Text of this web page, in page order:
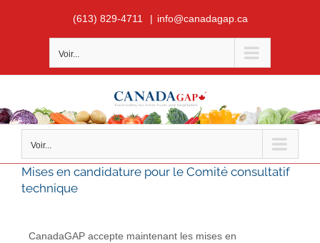
(613) 829-4711 | info@canadagap.ca
Voir...
Voir...
Mises en candidature pour le Comité consultatif
technique
CanadaGAP accepte maintenant les mises en